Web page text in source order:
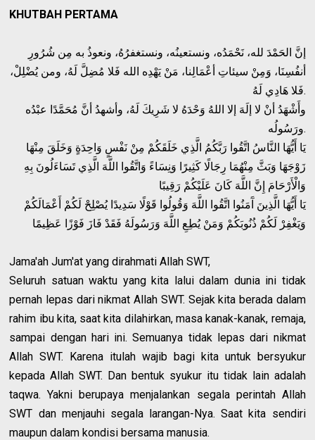
KHUTBAH PERTAMA
إنَّ الحَمْدَ لله، نَحْمَدُه، ونستعينُه، ونستغفرُهُ، ونعوذُ به مِن شُرُورِ
أنفُسِنَا، وَمِنْ سيئاتِ أعْمَالِنا، مَنْ يَهْدِه الله فَلا مُضِلَّ لَهُ، ومن يُضْلِلْ،
فَلا هَادِي لَهُ.
وأَشْهَدُ أنْ لا إلَهَ إلا اللهُ وَحْدَهُ لا شَرِيكَ لَهُ، وأشهدُ أنَّ مُحَمَّدًا عبْدُه
ورَسُولُه.
يَا أَيُّهَا النَّاسُ اتَّقُوا رَبَّكُمُ الَّذِي خَلَقَكُمْ مِنْ نَفْسٍ وَاحِدَةٍ وَخَلَقَ مِنْهَا
زَوْجَهَا وَبَثَّ مِنْهُمَا رِجَالًا كَثِيرًا وَنِسَاءً وَاتَّقُوا اللَّهَ الَّذِي تَسَاءَلُونَ بِهِ
وَالْأَرْحَامَ إِنَّ اللَّهَ كَانَ عَلَيْكُمْ رَقِيبًا
يَا أَيُّهَا الَّذِينَ آَمَنُوا اتَّقُوا اللَّهَ وَقُولُوا قَوْلًا سَدِيدًا يُصْلِحْ لَكُمْ أَعْمَالَكُمْ
وَيَغْفِرْ لَكُمْ ذُنُوبَكُمْ وَمَنْ يُطِعِ اللَّهَ وَرَسُولَهُ فَقَدْ فَازَ فَوْزًا عَظِيمًا
Jama'ah Jum'at yang dirahmati Allah SWT,
Seluruh satuan waktu yang kita lalui dalam dunia ini tidak
pernah lepas dari nikmat Allah SWT. Sejak kita berada dalam
rahim ibu kita, saat kita dilahirkan, masa kanak-kanak, remaja,
sampai dengan hari ini. Semuanya tidak lepas dari nikmat
Allah SWT. Karena itulah wajib bagi kita untuk bersyukur
kepada Allah SWT. Dan bentuk syukur itu tidak lain adalah
taqwa. Yakni berupaya menjalankan segala perintah Allah
SWT dan menjauhi segala larangan-Nya. Saat kita sendiri
maupun dalam kondisi bersama manusia.